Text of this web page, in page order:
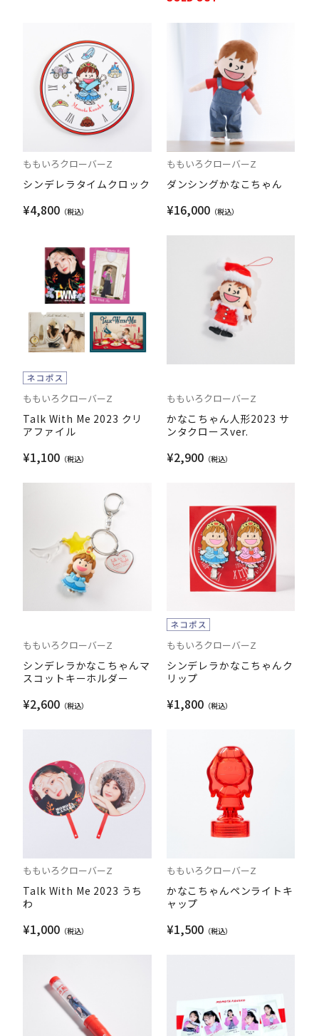
ももいろクローバーZ
シンデレラタイムクロック
¥4,800
ももいろクローバーZ
ダンシングかなこちゃん
¥16,000
ももいろクローバーZ
Talk With Me 2023 クリ
アファイル
¥1,100
ももいろクローバーZ
かなこちゃん人形2023 サ
ンタクロースver.
¥2,900
ももいろクローバーZ
シンデレラかなこちゃんマ
スコットキーホルダー
¥2,600
ももいろクローバーZ
シンデレラかなこちゃんク
リップ
¥1,800
ももいろクローバーZ
Talk With Me 2023 うち
わ
¥1,000
ももいろクローバーZ
かなこちゃんペンライトキ
ャップ
¥1,500